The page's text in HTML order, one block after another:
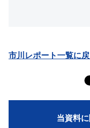
市川レポート一覧に
当資料